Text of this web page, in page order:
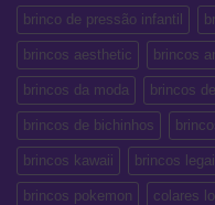
brinco de pressão infantil
brincos aesthetic brincos
brincos da moda brincos
brincos de bichinhos
brincos kawaii brincos
brincos pokemon colares